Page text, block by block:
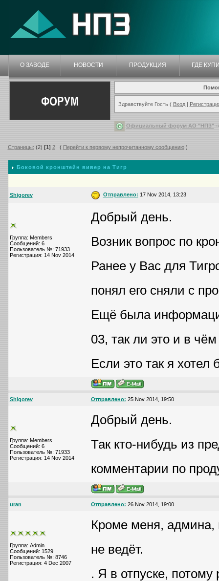
О ЗАВОДЕ НОВОСТИ ПРОДУКЦИЯ ГДЕ
ФОРУМ Здравствуйте Гость ( Вход|
Официальный форум АО "НПЗ"-
Страницы: (2) [1] 2 ( Перейти к первому непрочитанному сообщению)
Боковой кронштейн вивер на Тигр
Shigorev Отправлено: 17 Nov 2014, 13:23
Группа: Members
Сообщений: 6
Пользователь №: 71933
Регистрация: 14 Nov 2014
Добрый день.
Возник вопрос по
Ранее у Вас для
понял его сняли с
Ещё была
03, так ли это и в
Если это так я
Shigorev Отправлено: 25 Nov 2014, 19:50
Группа: Members
Сообщений: 6
Пользователь №: 71933
Регистрация: 14 Nov 2014
Добрый день.
Так кто-нибудь из
комментарии по
uran Отправлено: 26 Nov 2014, 19:00
Группа: Admin
Сообщений: 1529
Пользователь №: 8746
Регистрация: 4 Dec 2007
Кроме меня, админа,
не ведёт.
. Я в отпуске, потому